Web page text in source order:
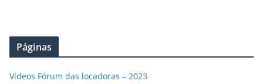
Páginas
Vídeos Fórum das locadoras – 2023